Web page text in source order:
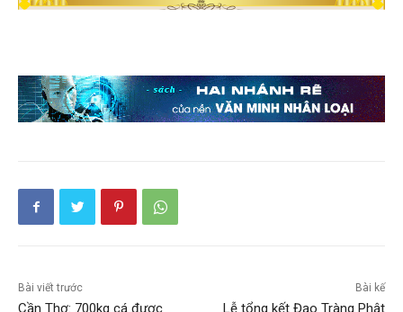
Bài viết trước
Cần Thơ: 700kg cá được
Bài kế
Lễ tổng kết Đạo Tràng Phật